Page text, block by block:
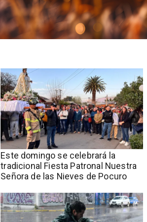
Este domingo se celebrará la
tradicional Fiesta Patronal Nuestra
Señora de las Nieves de Pocuro